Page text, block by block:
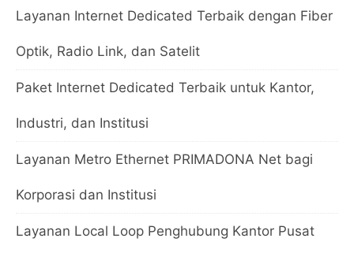
Layanan Internet Dedicated Terbaik dengan Fiber
Optik, Radio Link, dan Satelit
Paket Internet Dedicated Terbaik untuk Kantor,
Industri, dan Institusi
Layanan Metro Ethernet PRIMADONA Net bagi
Korporasi dan Institusi
Layanan Local Loop Penghubung Kantor Pusat